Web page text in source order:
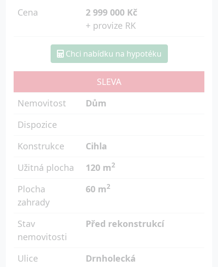
Cena
2 999 000 Kč
+ provize RK
Chci nabídku na hypotéku
SLEVA
Nemovitost
Dům
Dispozice
Konstrukce
Cihla
Užitná plocha
120 m2
Plocha
zahrady
60 m2
Stav
nemovitosti
Před rekonstrukcí
Ulice
Drnholecká